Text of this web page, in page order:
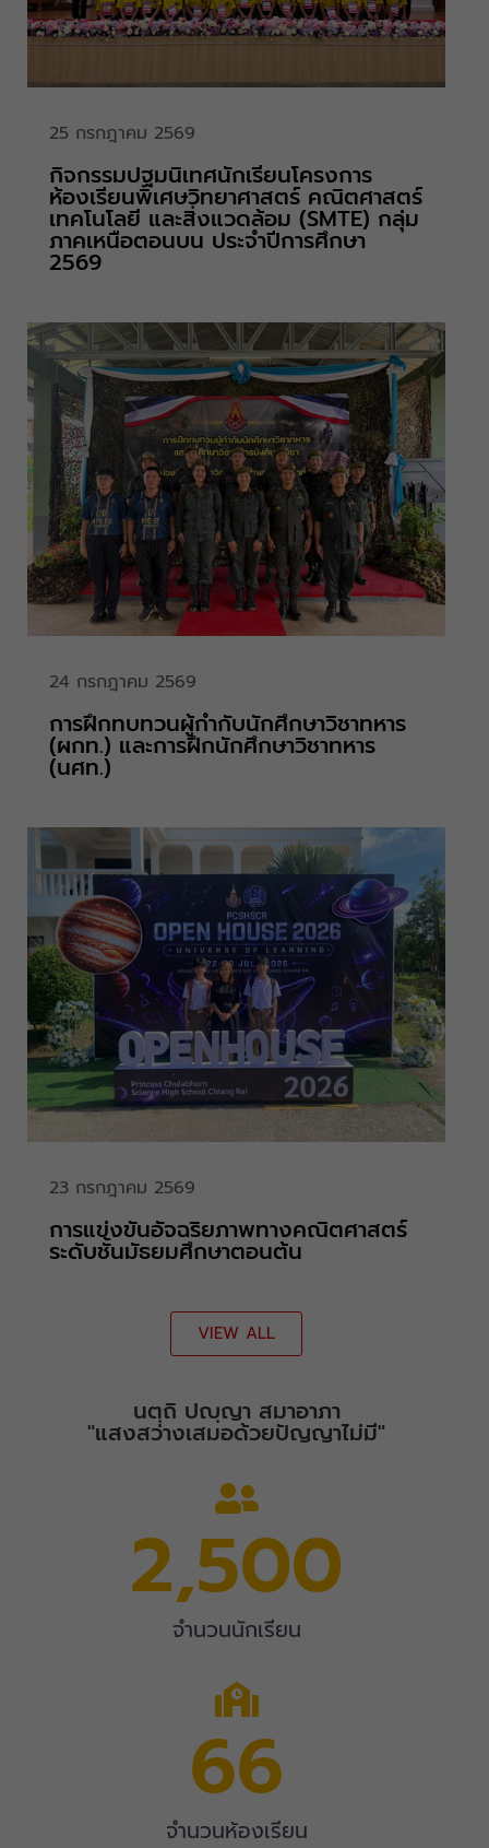
25 กรกฎาคม 2569
กิจกรรมปฐมนิเทศนักเรียนโครงการ
ห้องเรียนพิเศษวิทยาศาสตร์ คณิตศาสตร์
เทคโนโลยี และสิ่งแวดล้อม (SMTE) กลุ่ม
ภาคเหนือตอนบน ประจำปีการศึกษา
2569
24 กรกฎาคม 2569
การฝึกทบทวนผู้กำกับนักศึกษาวิชาทหาร
(ผกท.) และการฝึกนักศึกษาวิชาทหาร
(นศท.)
23 กรกฎาคม 2569
การแข่งขันอัจฉริยภาพทางคณิตศาสตร์
ระดับชั้นมัธยมศึกษาตอนต้น
VIEW ALL
นตฺถิ ปญฺญา สมาอาภา
"แสงสว่างเสมอด้วยปัญญาไม่มี"
จำนวนนักเรียน
2,500
จำนวนห้องเรียน
66